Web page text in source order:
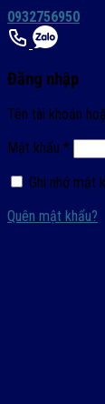
0932756950
Đăng nhập
Tên tài khoản
Mật khẩu *
Ghi nhớ mật
Quên mật khẩu?